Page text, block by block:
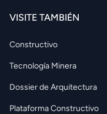
VISITE TAMBIÉN
Constructivo
Tecnología Minera
Dossier de Arquitectura
Plataforma Constructivo